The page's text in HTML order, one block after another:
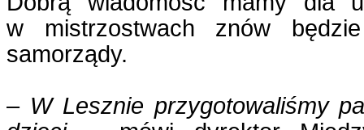
w mistrzostwach znów
samorządy.
– W Lesznie przygotowaliśmy